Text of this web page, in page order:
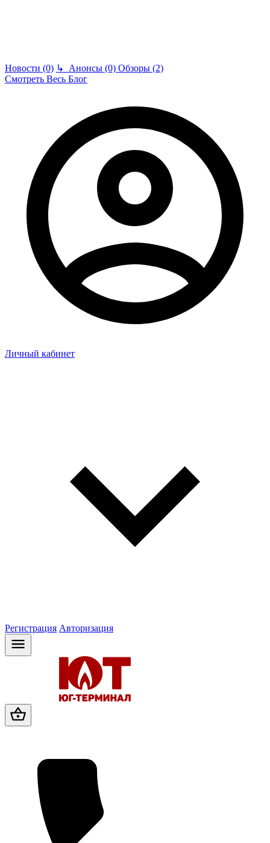
Новости (0) ↳ Анонсы (0) Обзоры (2)
Смотреть Весь Блог
Личный кабинет
Регистрация Авторизация